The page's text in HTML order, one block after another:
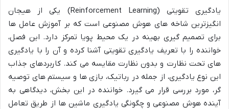
یادگیری تقویتی (Reinforcement Learning) یکی از هیجان
انگیزترین شاخه های هوش مصنوعی است که بر آموزش عامل ها
برای تصمیم گیری بهینه در یک محیط پویا تمرکز دارد. این فصل،
خواننده را با تعریف یادگیری تقویتی آشنا کرده و آن را با یادگیری
های تحت نظارت و بدون نظارت مقایسه می کند. کاربردهای جذاب
این نوع یادگیری، از جمله در رباتیک، بازی ها و سیستم های توصیه
گر، مورد بررسی قرار می گیرد. خواننده در این بخش، دیدگاهی به
آینده هوش مصنوعی و چگونگی یادگیری ماشین ها از طریق تعامل